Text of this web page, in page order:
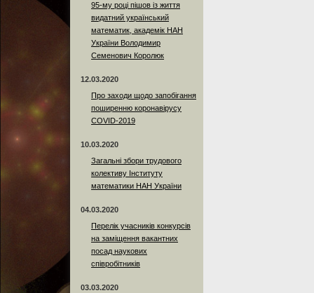
95-му році пішов із життя
видатний український
математик, академік НАН
України Володимир
Семенович Королюк
12.03.2020
Про заходи щодо запобігання
поширенню коронавірусу
COVID-2019
10.03.2020
Загальні збори трудового
колективу Інституту
математики НАН України
04.03.2020
Перелік учасників конкурсів
на заміщення вакантних
посад наукових
співробітників
03.03.2020